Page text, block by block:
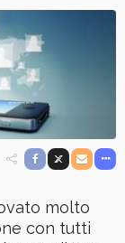
molto
con tutti